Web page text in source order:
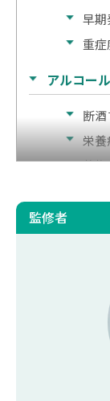
早期
重
アルコー
断酒
栄養
薬物
アルコー
ア
ア
ア
ア
ア
監修者